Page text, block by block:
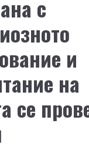
с
и
на
се